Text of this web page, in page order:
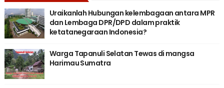
Uraikanlah Hubungan kelembagaan antara MPR
dan Lembaga DPR/DPD dalam praktik
ketatanegaraan Indonesia?
Warga Tapanuli Selatan Tewas di mangsa
Harimau Sumatra